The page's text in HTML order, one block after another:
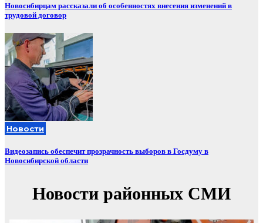
Новосибирцам рассказали об особенностях внесения изменений в
трудовой договор
Новости
Видеозапись обеспечит прозрачность выборов в Госдуму в
Новосибирской области